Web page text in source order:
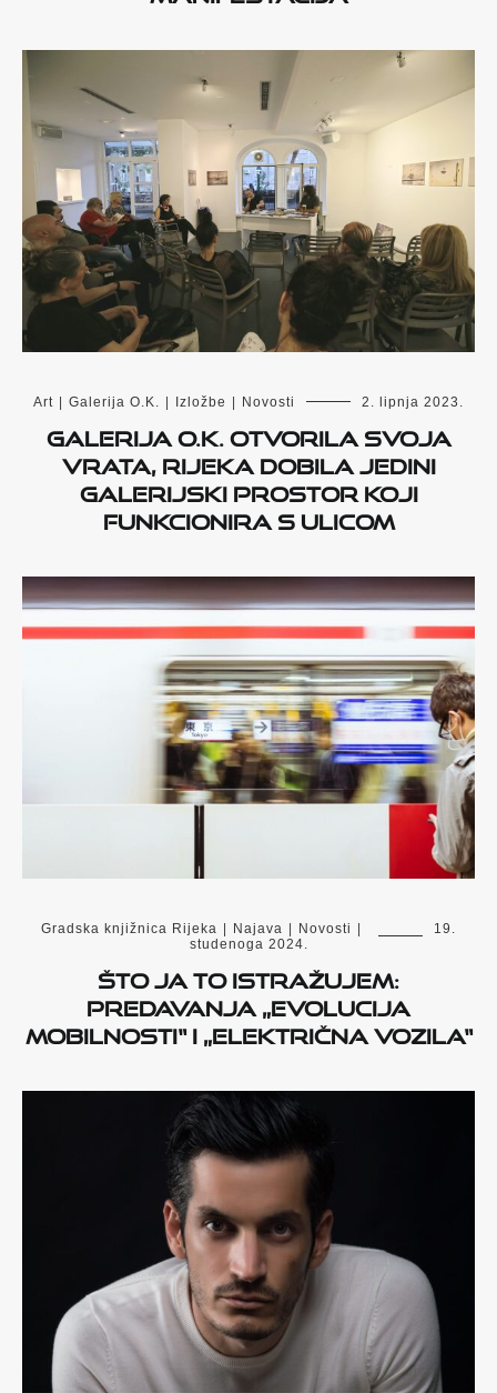
Art | Galerija O.K. | Izložbe | Novosti 2. lipnja 2023.
Galerija O.K. otvorila svoja
vrata, Rijeka dobila jedini
galerijski prostor koji
funkcionira s ulicom
Gradska knjižnica Rijeka | Najava | Novosti |
19.
studenoga 2024.
Što ja to istražujem:
predavanja „Evolucija
mobilnosti“ i „Električna vozila“